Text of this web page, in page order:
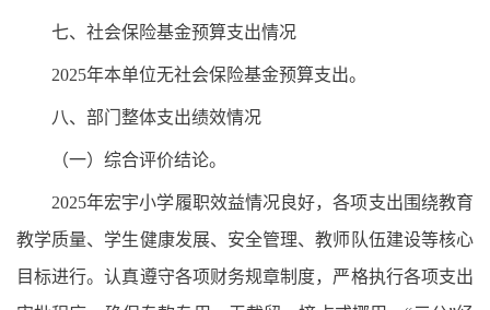
七、社会保险基金预算支出情况
2025年本单位无社会保险基金预算支出。
八、部门整体支出绩效情况
（一）综合评价结论。
2025年宏宇小学履职效益情况良好，各项支出围绕教育
教学质量、学生健康发展、安全管理、教师队伍建设等核心
目标进行。认真遵守各项财务规章制度，严格执行各项支出